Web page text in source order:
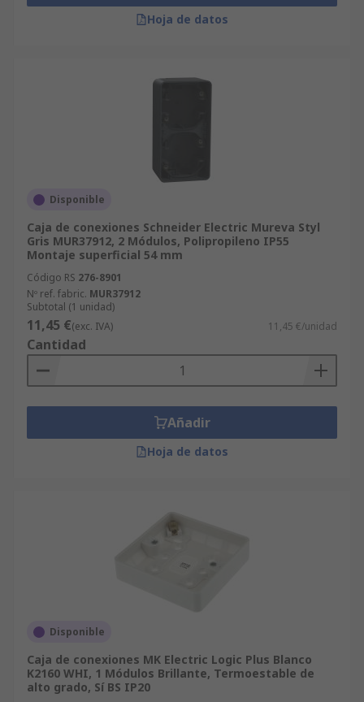
Hoja de datos
Disponible
Caja de conexiones Schneider Electric Mureva Styl
Gris MUR37912, 2 Módulos, Polipropileno IP55
Montaje superficial 54 mm
Código RS 276-8901
Nº ref. fabric. MUR37912
Subtotal (1 unidad)
11,45 €(exc. IVA) 11,45 €/unidad
Cantidad
Añadir
Hoja de datos
Disponible
Caja de conexiones MK Electric Logic Plus Blanco
K2160 WHI, 1 Módulos Brillante, Termoestable de
alto grado, Sí BS IP20